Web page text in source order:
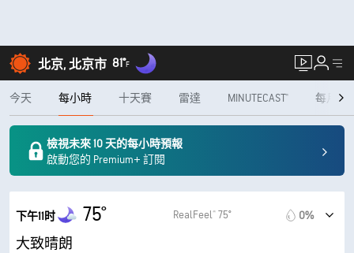
北京, 北京市 81°F
今天 每小時 十天賽 雷達 MINUTECAST® 每月
檢視未來 10 天的每小時預報
啟動您的 Premium+ 訂閱
下午11时 75° RealFeel® 75° 0%
大致晴朗